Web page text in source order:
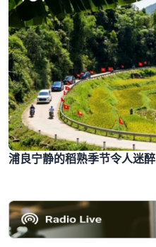
浦良宁静的稻熟季节令人迷醉